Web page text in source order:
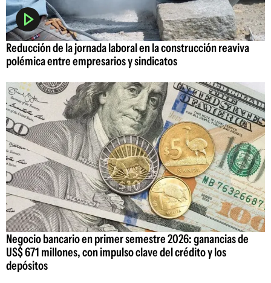
Reducción de la jornada laboral en la construcción reaviva
polémica entre empresarios y sindicatos
Negocio bancario en primer semestre 2026: ganancias de
US$ 671 millones, con impulso clave del crédito y los
depósitos